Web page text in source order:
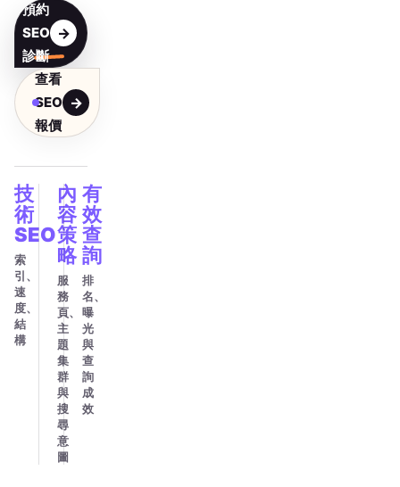
預約
SEO
診斷
查看
SEO
報價
技
術
SEO
索
引、
速
度、
結
構
內
容
策
略
服
務
頁、
主
題
集
群
與
搜
尋
意
圖
有
效
查
詢
排
名、
曝
光
與
查
詢
成
效